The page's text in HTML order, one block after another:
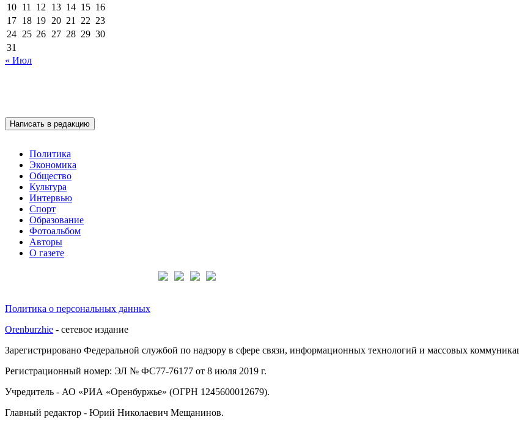
10 11 12 13 14 15 16
17 18 19 20 21 22 23
24 25 26 27 28 29 30
31
« Июл
Написать в редакцию
Политика
Экономика
Общество
Культура
Интервью
Спорт
Образование
Фотоальбом
Авторы
О газете
Политика о персональных данных
Orenburzhie - сетевое издание
Зарегистрировано Федеральной службой по надзору в сфере связи, информационных технологий и массовых
Регистрационный номер: ЭЛ № ФС77-76177 от 8 июля 2019 г.
Учредитель - АО «РИА «Оренбуржье» (ОГРН 1245600012679).
Главный редактор - Юрий Николаевич Мещанинов.